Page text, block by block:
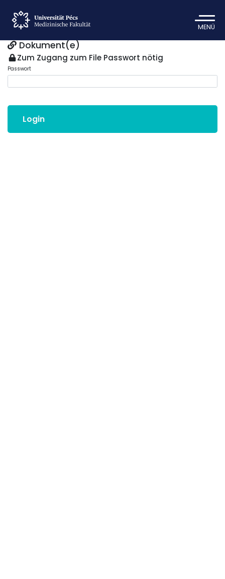
MENÜ
Dokument(e)
Zum Zugang zum File Passwort nötig
Passwort
Login